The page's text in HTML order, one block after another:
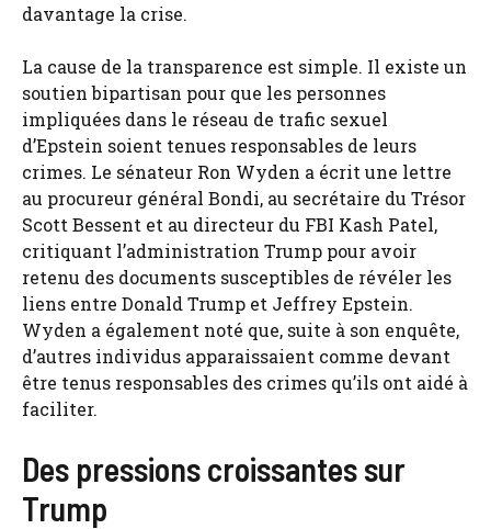
davantage la crise.
La cause de la transparence est simple. Il existe un
soutien bipartisan pour que les personnes
impliquées dans le réseau de trafic sexuel
d’Epstein soient tenues responsables de leurs
crimes. Le sénateur Ron Wyden a écrit une lettre
au procureur général Bondi, au secrétaire du Trésor
Scott Bessent et au directeur du FBI Kash Patel,
critiquant l’administration Trump pour avoir
retenu des documents susceptibles de révéler les
liens entre Donald Trump et Jeffrey Epstein.
Wyden a également noté que, suite à son enquête,
d’autres individus apparaissaient comme devant
être tenus responsables des crimes qu’ils ont aidé à
faciliter.
Des pressions croissantes sur
Trump